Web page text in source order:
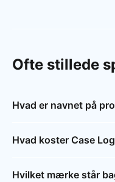
Ofte stillede
Hvad er navnet på
Hvad koster Case
Hvilket mærke står